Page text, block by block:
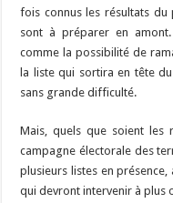
fois connus les résultats du
sont à préparer en
comme la possibilité de
la liste qui sortira en tête
sans grande difficulté.
Mais, quels que soient les
campagne électorale des
plusieurs listes en
qui devront intervenir à plus